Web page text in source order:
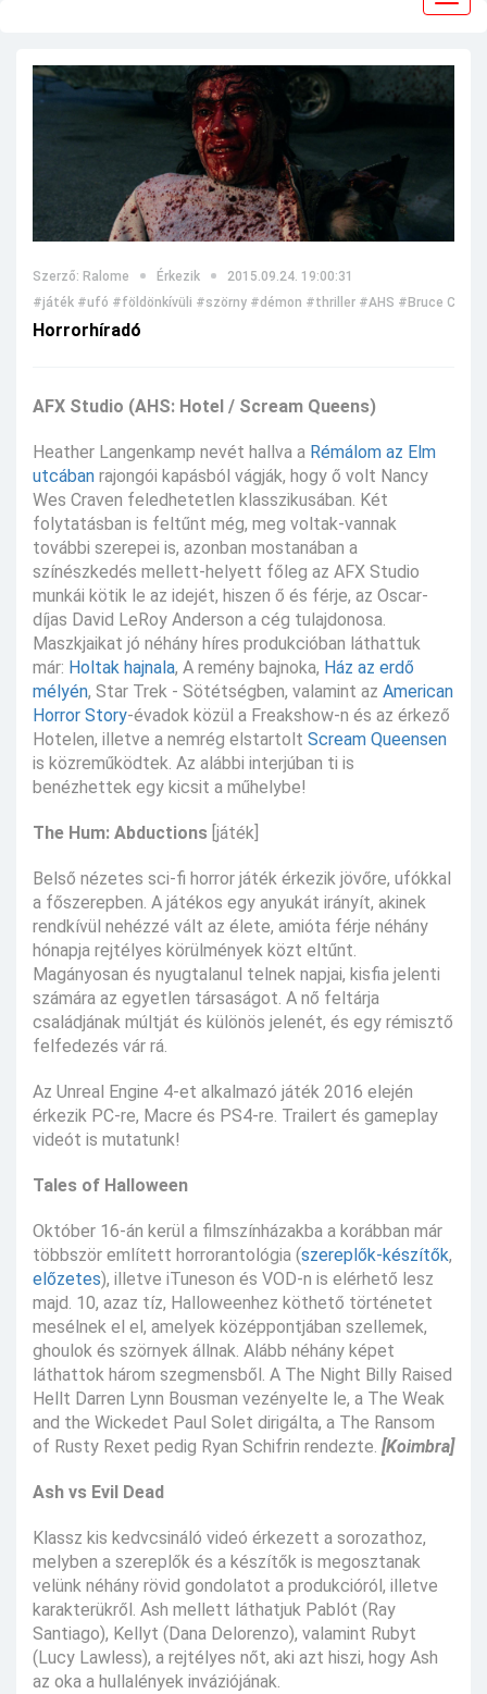
Szerző: Ralome Érkezik
2015.09.24. 19:00:31
#játék #ufó #földönkívüli #szörny #démon #thriller #AHS #Bruce
Horrorhíradó
AFX Studio (AHS: Hotel / Scream Queens)
Heather Langenkamp nevét hallva a Rémálom az Elm
utcában rajongói kapásból vágják, hogy ő volt Nancy
Wes Craven feledhetetlen klasszikusában. Két
folytatásban is feltűnt még, meg voltak-vannak
további szerepei is, azonban mostanában a
színészkedés mellett-helyett főleg az AFX Studio
munkái kötik le az idejét, hiszen ő és férje, az Oscar-
díjas David LeRoy Anderson a cég tulajdonosa.
Maszkjaikat jó néhány híres produkcióban láthattuk
már: Holtak hajnala, A remény bajnoka, Ház az erdő
mélyén, Star Trek - Sötétségben, valamint az American
Horror Story-évadok közül a Freakshow-n és az érkező
Hotelen, illetve a nemrég elstartolt Scream Queensen
is közreműködtek. Az alábbi interjúban ti is
benézhettek egy kicsit a műhelybe!
The Hum: Abductions [játék]
Belső nézetes sci-fi horror játék érkezik jövőre, ufókkal
a főszerepben. A játékos egy anyukát irányít, akinek
rendkívül nehézzé vált az élete, amióta férje néhány
hónapja rejtélyes körülmények közt eltűnt.
Magányosan és nyugtalanul telnek napjai, kisfia jelenti
számára az egyetlen társaságot. A nő feltárja
családjának múltját és különös jelenét, és egy rémisztő
felfedezés vár rá.
Az Unreal Engine 4-et alkalmazó játék 2016 elején
érkezik PC-re, Macre és PS4-re. Trailert és gameplay
videót is mutatunk!
Tales of Halloween
Október 16-án kerül a filmszínházakba a korábban már
többször említett horrorantológia (szereplők-készítők,
előzetes), illetve iTuneson és VOD-n is elérhető lesz
majd. 10, azaz tíz, Halloweenhez köthető történetet
mesélnek el el, amelyek középpontjában szellemek,
ghoulok és szörnyek állnak. Alább néhány képet
láthattok három szegmensből. A The Night Billy Raised
Hellt Darren Lynn Bousman vezényelte le, a The Weak
and the Wickedet Paul Solet dirigálta, a The Ransom
of Rusty Rexet pedig Ryan Schifrin rendezte. [Koimbra]
Ash vs Evil Dead
Klassz kis kedvcsináló videó érkezett a sorozathoz,
melyben a szereplők és a készítők is megosztanak
velünk néhány rövid gondolatot a produkcióról, illetve
karakterükről. Ash mellett láthatjuk Pablót (Ray
Santiago), Kellyt (Dana Delorenzo), valamint Rubyt
(Lucy Lawless), a rejtélyes nőt, aki azt hiszi, hogy Ash
az oka a hullalények inváziójának.